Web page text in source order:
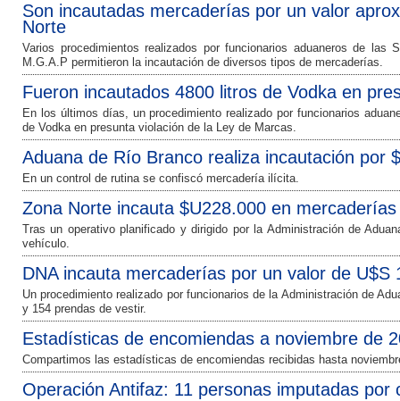
Son incautadas mercaderías por un valor
Norte
Varios procedimientos realizados por funcionarios aduaneros de
M.G.A.P permitieron la incautación de diversos tipos de mercaderías.
Fueron incautados 4800 litros de Vodka en
En los últimos días, un procedimiento realizado por funcionarios
de Vodka en presunta violación de la Ley de Marcas.
Aduana de Río Branco realiza incautación por
En un control de rutina se confiscó mercadería ilícita.
Zona Norte incauta $U228.000 en mercaderías
Tras un operativo planificado y dirigido por la Administración de
vehículo.
DNA incauta mercaderías por un valor de U$S
Un procedimiento realizado por funcionarios de la Administración de
y 154 prendas de vestir.
Estadísticas de encomiendas a noviembre de
Compartimos las estadísticas de encomiendas recibidas hasta
Operación Antifaz: 11 personas imputadas por